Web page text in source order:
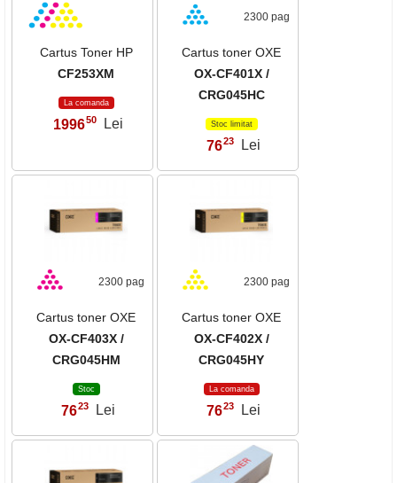
Cartus Toner HP
CF253XM
La comanda
199650 Lei
2300 pag
Cartus toner OXE
OX-CF401X /
CRG045HC
Stoc limitat
7623 Lei
2300 pag
Cartus toner OXE
OX-CF403X /
CRG045HM
Stoc
7623 Lei
2300 pag
Cartus toner OXE
OX-CF402X /
CRG045HY
La comanda
7623 Lei